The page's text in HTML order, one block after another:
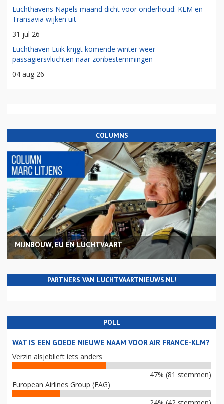
Luchthavens Napels maand dicht voor onderhoud: KLM en
Transavia wijken uit
31 jul 26
Luchthaven Luik krijgt komende winter weer
passagiersvluchten naar zonbestemmingen
04 aug 26
COLUMNS
MIJNBOUW, EU EN LUCHTVAART
PARTNERS VAN LUCHTVAARTNIEUWS.NL!
POLL
WAT IS EEN GOEDE NIEUWE NAAM VOOR AIR FRANCE-KLM?
Verzin alsjeblieft iets anders
47% (81 stemmen)
European Airlines Group (EAG)